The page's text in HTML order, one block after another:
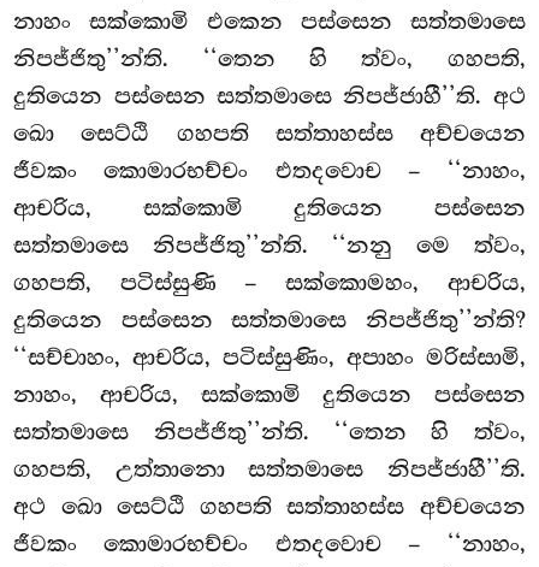
නාහං සක්කොමි එකෙන පස්සෙන සත්තමාසෙ
නිපජ්ජිතු’’න්ති. ‘‘තෙන හි ත්වං, ගහපති,
දුතියෙන පස්සෙන සත්තමාසෙ නිපජ්ජාහී’’ති. අථ
ඛො සෙට්ඨි ගහපති සත්තාහස්ස අච්චයෙන
ජීවකං කොමාරභච්චං එතදවොච – ‘‘නාහං,
ආචරිය, සක්කොමි දුතියෙන පස්සෙන
සත්තමාසෙ නිපජ්ජිතු’’න්ති. ‘‘නනු මෙ ත්වං,
ගහපති, පටිස්සුණි – සක්කොමහං, ආචරිය,
දුතියෙන පස්සෙන සත්තමාසෙ නිපජ්ජිතු’’න්ති?
‘‘සච්චාහං, ආචරිය, පටිස්සුණිං, අපාහං මරිස්සාමි,
නාහං, ආචරිය, සක්කොමි දුතියෙන පස්සෙන
සත්තමාසෙ නිපජ්ජිතු’’න්ති. ‘‘තෙන හි ත්වං,
ගහපති, උත්තානො සත්තමාසෙ නිපජ්ජාහී’’ති.
අථ ඛො සෙට්ඨි ගහපති සත්තාහස්ස අච්චයෙන
ජීවකං කොමාරභච්චං එතදවොච – ‘‘නාහං,